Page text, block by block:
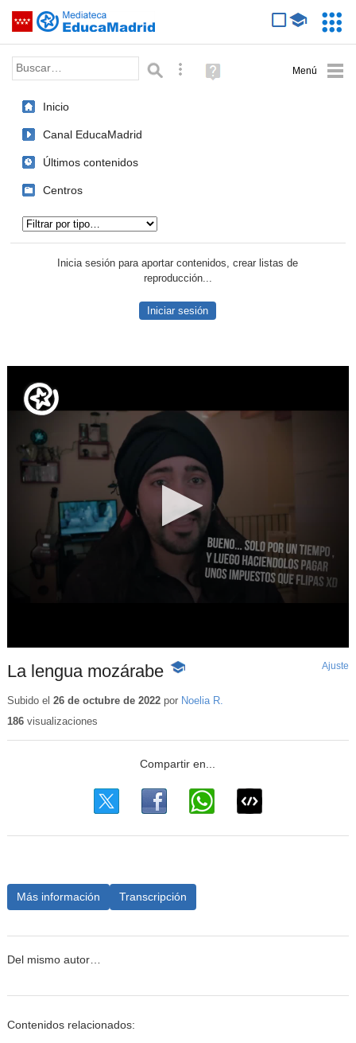
Saltar navegación
Palabra o frase: Búsqueda avanzada
Ayuda
(en
Inicio
Canal EducaMadrid
Últimos contenidos
Centros
Inicia sesión para aportar contenidos, crear listas de
reproducción...
Iniciar sesión
La lengua mozárabe -
educativo
Ajuste
Subido el 26 de octubre de 2022por Noelia R.
186visualizaciones
Más información Transcripción
Del mismo autor…
Contenidos relacionados: